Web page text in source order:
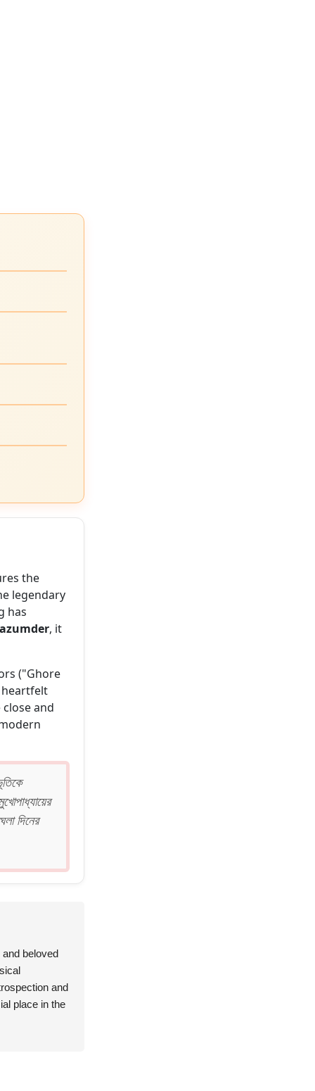
the
legendary
has
, it
("Ghore
heartfelt
and
দিনের
beloved
and
place in the